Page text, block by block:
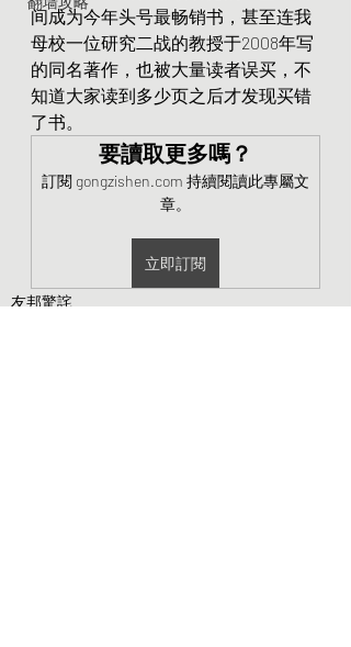
间成为今年头号最畅销书，甚至连我
母校一位研究二战的教授于2008年写
的同名著作，也被大量读者误买，不
知道大家读到多少页之后才发现买错
了书。
要讀取更多嗎？
訂閱 gongzishen.com 持續閱讀此專屬文
章。
立即訂閱
友邦驚詫